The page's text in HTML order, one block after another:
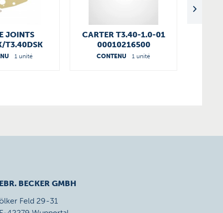
JOINTS
T3.40DSK
1 unité
CARTER T3.40-1.0-01
00010216500
CONTENU 1 unité
BECKER GMBH
Feld 29-31